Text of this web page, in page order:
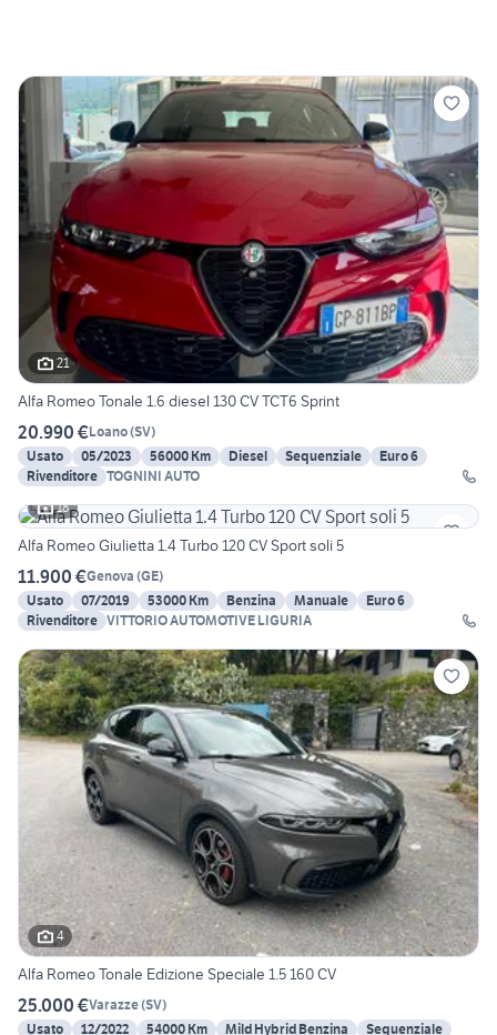
21
Alfa Romeo Tonale 1.6 diesel 130 CV TCT6 Sprint
20.990 €Loano(SV)
Usato
05/2023 56000 Km Diesel Sequenziale
Euro 6
Rivenditore TOGNINI AUTO
18
Alfa Romeo Giulietta 1.4 Turbo 120 CV Sport soli 5
11.900 €Genova (GE)
Usato
07/2019 53000 Km Benzina Manuale
Euro 6
Rivenditore VITTORIO AUTOMOTIVE LIGURIA
4
Alfa Romeo Tonale Edizione Speciale 1.5 160 CV
25.000 €Varazze(SV)
Usato
12/2022 54000 Km Mild Hybrid Benzina
Sequenziale